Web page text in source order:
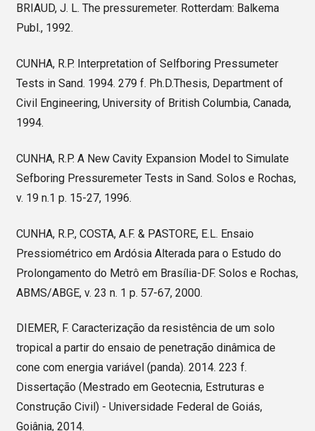
BRIAUD, J. L. The pressuremeter. Rotterdam: Balkema
Publ., 1992.
CUNHA, R.P. Interpretation of Selfboring Pressumeter
Tests in Sand. 1994. 279 f. Ph.D.Thesis, Department of
Civil Engineering, University of British Columbia, Canada,
1994.
CUNHA, R.P. A New Cavity Expansion Model to Simulate
Sefboring Pressuremeter Tests in Sand. Solos e Rochas,
v. 19 n.1 p. 15-27, 1996.
CUNHA, R.P., COSTA, A.F. & PASTORE, E.L. Ensaio
Pressiométrico em Ardósia Alterada para o Estudo do
Prolongamento do Metrô em Brasília-DF. Solos e Rochas,
ABMS/ABGE, v. 23 n. 1 p. 57-67, 2000.
DIEMER, F. Caracterização da resistência de um solo
tropical a partir do ensaio de penetração dinâmica de
cone com energia variável (panda). 2014. 223 f.
Dissertação (Mestrado em Geotecnia, Estruturas e
Construção Civil) - Universidade Federal de Goiás,
Goiânia, 2014.